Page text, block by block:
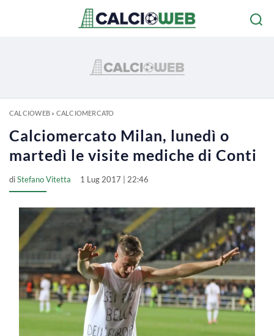
CALCIOWEB» CALCIOMERCATO
Calciomercato Milan, lunedì o
martedì le visite mediche di Conti
diStefano Vitetta 1 Lug 2017 | 22:46